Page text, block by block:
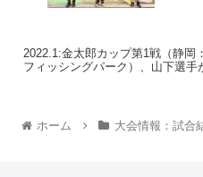
2022.1:金太郎カップ第1戦（静岡
フィッシングパーク）、山下選手
ホーム 大会情報：試合